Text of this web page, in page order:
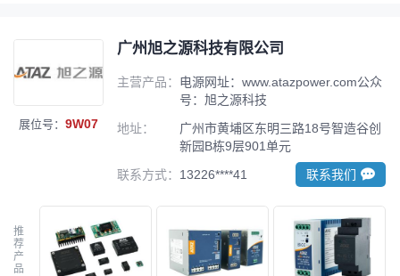
展位号：9W07
广州旭之源科技有限公司
主营产品： 电源网址：www.atazpower.com公众
号：旭之源科技
地址：
广州市黄埔区东明三路18号智造谷创
新园B栋9层901单元
联系方式： 13226****41 联系我们
推
荐
产
品